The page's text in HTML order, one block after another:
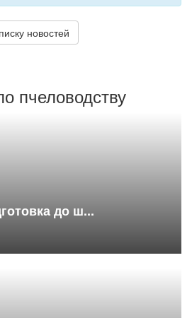
новостей
пчеловодству
до ш...